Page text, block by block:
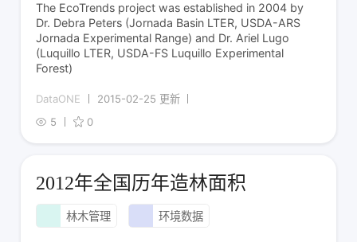
The EcoTrends project was established in 2004 by
Dr. Debra Peters (Jornada Basin LTER, USDA-ARS
Jornada Experimental Range) and Dr. Ariel Lugo
(Luquillo LTER, USDA-FS Luquillo Experimental
Forest)
DataONE
2015-02-25 更新
5
0
2012年全国历年造林面积
林木管理 环境数据